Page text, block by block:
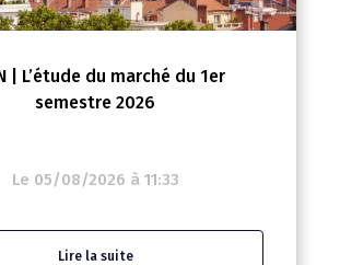
| L’étude du marché du 1er
semestre 2026
Le 05/08/2026 à 11:33
Lire la suite